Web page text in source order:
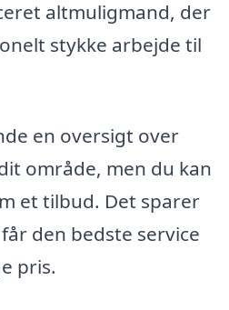
altmuligmand, der
stykke arbejde til
en oversigt over
område, men du kan
et tilbud. Det sparer
den bedste service
pris.